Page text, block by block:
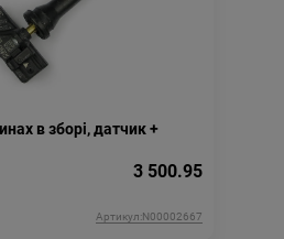
в зборі, датчик +
3 500.95
Артикул:N00002667